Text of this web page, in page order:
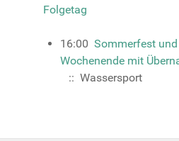
Folgetag
16:00 Sommerfest
Wochenende mit
:: Wassersport